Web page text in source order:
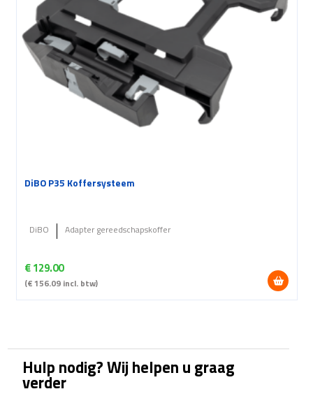
DiBO P35 Koffersysteem
€129.00
(€ 156.09 incl. btw)
DiBO Adapter gereedschapskoffer
Hulp nodig? Wij helpen u graag
verder